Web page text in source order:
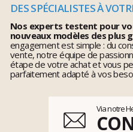
DES SPÉCIALISTES À
Nos experts testent pour
nouveaux modèles des plus
engagement est simple : du
vente, notre équipe de
étape de votre achat et vous
parfaitement adapté à vos
Via notre